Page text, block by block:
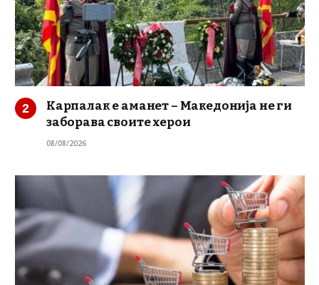
Карпалак е аманет – Македонија не ги
заборава своите херои
08/08/2026